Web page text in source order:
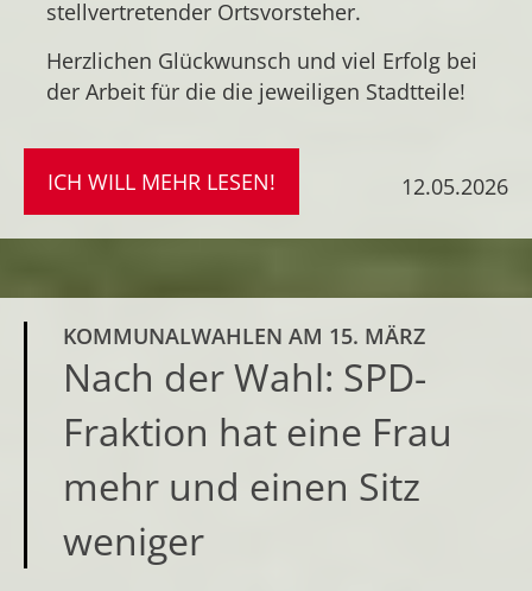
stellvertretender Ortsvorsteher.
Herzlichen Glückwunsch und viel Erfolg bei
der Arbeit für die die jeweiligen Stadtteile!
12.05.2026
ICH WILL MEHR LESEN!
KOMMUNALWAHLEN AM 15. MÄRZ
Nach der Wahl: SPD-
Fraktion hat eine Frau
mehr und einen Sitz
weniger